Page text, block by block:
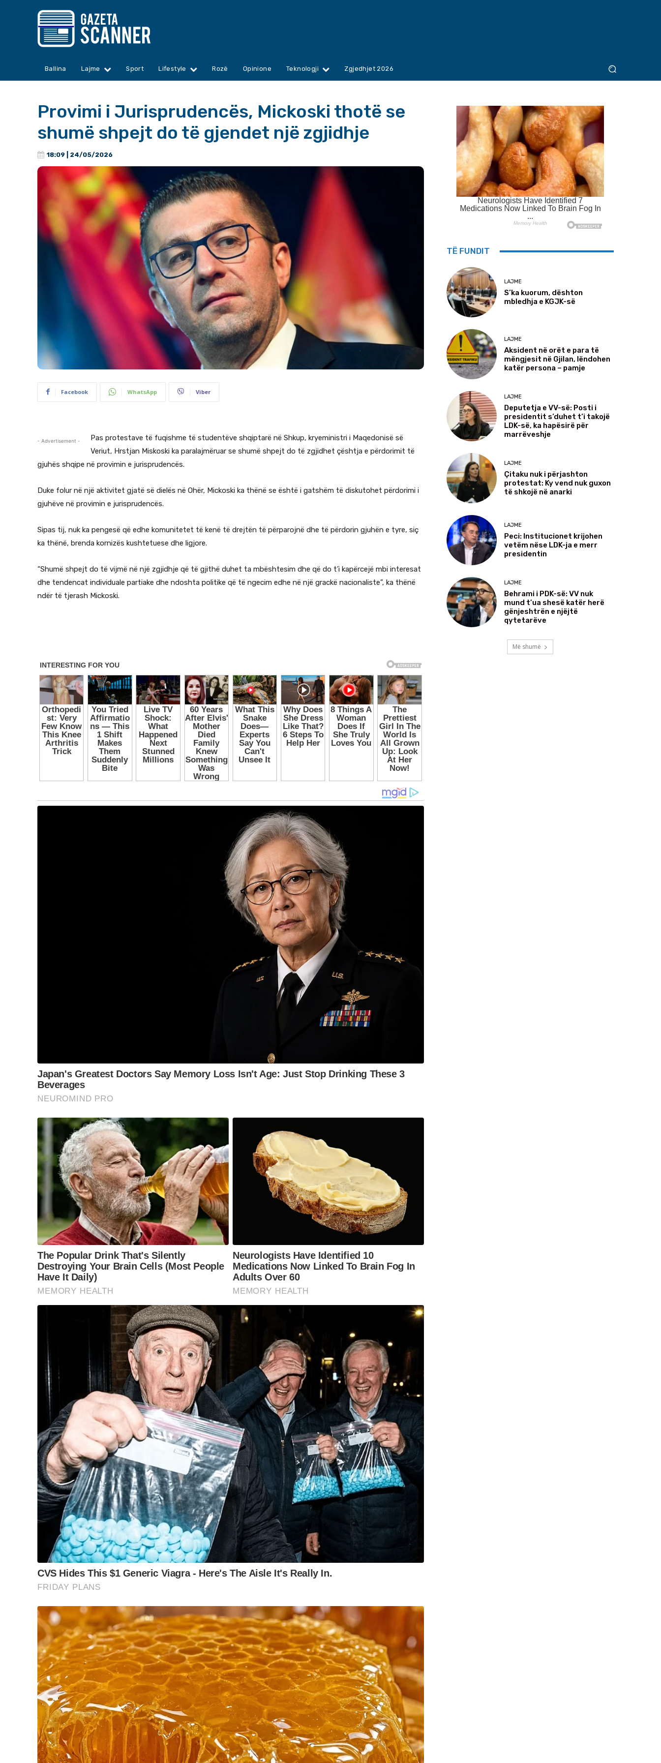
Ballina Lajme Sport Lifestyle Rozë Opinione Teknologji Zgjedhjet 2026
Provimi i Jurisprudencës, Mickoski thotë se
shumë shpejt do të gjendet një zgjidhje
18:09 | 24/05/2026
Facebook WhatsApp Viber
- Advertisement -
Pas protestave të fuqishme të studentëve shqiptarë në Shkup, kryeministri i Maqedonisë së
Veriut, Hrstjan Miskoski ka paralajmëruar se shumë shpejt do të zgjidhet çështja e përdorimit të
gjuhës shqipe në provimin e jurisprudencës.
Duke folur në një aktivitet gjatë së dielës në Ohër, Mickoski ka thënë se është i gatshëm të diskutohet përdorimi i
gjuhëve në provimin e jurisprudencës.
Sipas tij, nuk ka pengesë që edhe komunitetet të kenë të drejtën të përparojnë dhe të përdorin gjuhën e tyre, siç
ka thënë, brenda kornizës kushtetuese dhe ligjore.
“Shumë shpejt do të vijmë në një zgjidhje që të gjithë duhet ta mbështesim dhe që do t’i kapërcejë mbi interesat
dhe tendencat individuale partiake dhe ndoshta politike që të ngecim edhe në një grackë nacionaliste”, ka thënë
ndër të tjerash Mickoski.
TË FUNDIT
LAJME
S’ka kuorum, dështon
mbledhja e KGJK-së
LAJME
Aksident në orët e para të
mëngjesit në Gjilan, lëndohen
katër persona – pamje
LAJME
Deputetja e VV-së: Posti i
presidentit s’duhet t’i takojë
LDK-së, ka hapësirë për
marrëveshje
LAJME
Çitaku nuk i përjashton
protestat: Ky vend nuk guxon
të shkojë në anarki
LAJME
Peci: Institucionet krijohen
vetëm nëse LDK-ja e merr
presidentin
LAJME
Behrami i PDK-së: VV nuk
mund t’ua shesë katër herë
gënjeshtrën e njëjtë
qytetarëve
Më shumë